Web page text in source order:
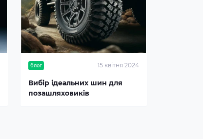
блог 15 квітня 2024
Вибір ідеальних шин для
позашляховиків